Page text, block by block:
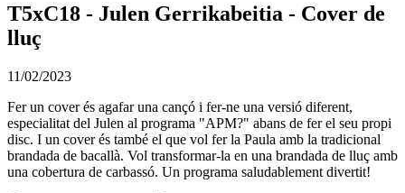
T5xC18 - Julen Gerrikabeitia - Cover de
lluç
11/02/2023
Fer un cover és agafar una cançó i fer-ne una versió diferent,
especialitat del Julen al programa "APM?" abans de fer el seu propi
disc. I un cover és també el que vol fer la Paula amb la tradicional
brandada de bacallà. Vol transformar-la en una brandada de lluç amb
una cobertura de carbassó. Un programa saludablement divertit!